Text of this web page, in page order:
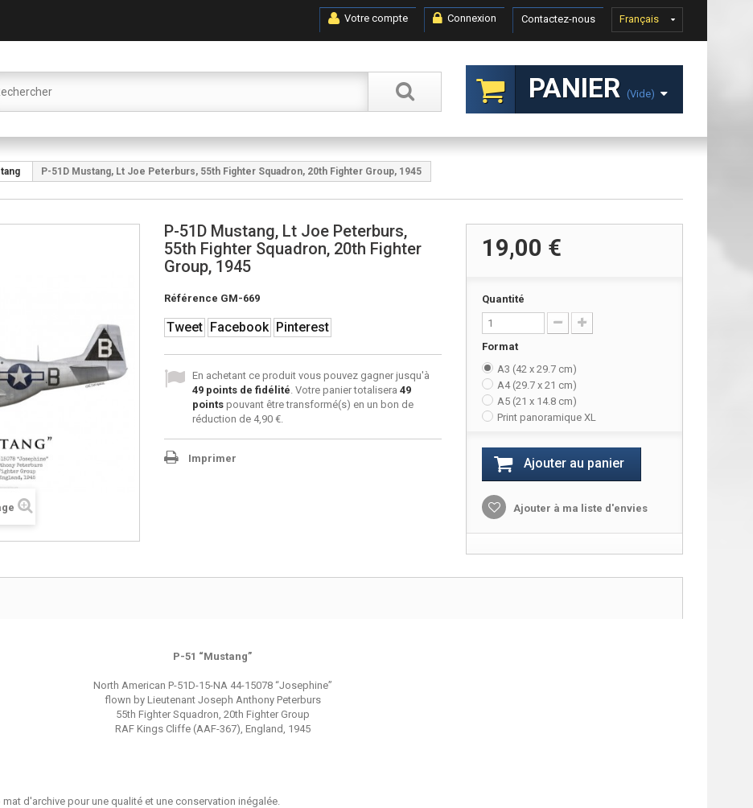
Français
Contactez-nous
Connexion
Votre compte
PANIER (vide)
P-51D Mustang, Lt Joe Peterburs, 55th Fighter Squadron, 20th Fighter Group, 1945
P-51D Mustang, Lt Joe Peterburs,
55th Fighter Squadron, 20th Fighter
Group, 1945
Référence GM-669
Tweet Facebook Pinterest
En achetant ce produit vous pouvez gagner jusqu'à
49points de fidélité. Votre panier totalisera 49
pointspouvant être transformé(s) en un bon de
réduction de 4,90 €.
Imprimer
19,00 €
Quantité
Format
A3 (42 x 29.7 cm)
A4 (29.7 x 21 cm)
A5 (21 x 14.8 cm)
Print panoramique XL
Ajouter au panier
Ajouter à ma liste d'envies
P-51 “Mustang”
North American P-51D-15-NA 44-15078 “Josephine”
flown by Lieutenant Joseph Anthony Peterburs
55th Fighter Squadron, 20th Fighter Group
RAF Kings Cliffe (AAF-367), England, 1945
d'archive pour une qualité et une conservation inégalée.